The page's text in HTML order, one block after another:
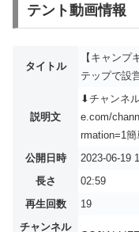
テント動画情報
タイトル
【キャン
テップで設
説明文
⬇︎チャンネ
e.com/
rmation=1
公開日時
2023-06-19
長さ
02:59
再生回数
19
チャンネル